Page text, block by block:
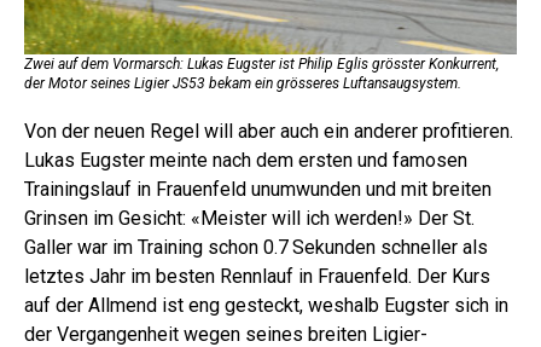
Zwei auf dem Vormarsch: Lukas Eugster ist Philip Eglis grösster Konkurrent,
der Motor seines Ligier JS53 bekam ein grösseres Luftansaugsystem.
Von der neuen Regel will aber auch ein anderer profitieren.
Lukas Eugster meinte nach dem ersten und famosen
Trainingslauf in Frauenfeld unumwunden und mit breiten
Grinsen im Gesicht: «Meister will ich werden!» Der St.
Galler war im Training schon 0.7 Sekunden schneller als
letztes Jahr im besten Rennlauf in Frauenfeld. Der Kurs
auf der Allmend ist eng gesteckt, weshalb Eugster sich in
der Vergangenheit wegen seines breiten Ligier-